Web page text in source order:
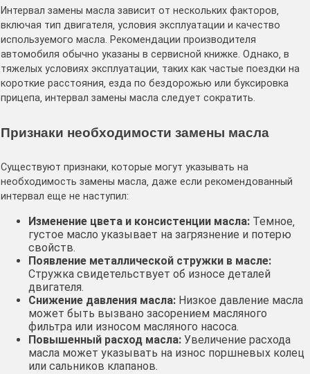
Интервал замены масла зависит от нескольких факторов‚
включая тип двигателя‚ условия эксплуатации и качество
используемого масла․ Рекомендации производителя
автомобиля обычно указаны в сервисной книжке․ Однако‚ в
тяжелых условиях эксплуатации‚ таких как частые поездки на
короткие расстояния‚ езда по бездорожью или буксировка
прицепа‚ интервал замены масла следует сократить․
Признаки необходимости замены масла
Существуют признаки‚ которые могут указывать на
необходимость замены масла‚ даже если рекомендованный
интервал еще не наступил:
Изменение цвета и консистенции масла: Темное‚
густое масло указывает на загрязнение и потерю
свойств․
Появление металлической стружки в масле:
Стружка свидетельствует об износе деталей
двигателя․
Снижение давления масла: Низкое давление масла
может быть вызвано засорением масляного
фильтра или износом масляного насоса․
Повышенный расход масла: Увеличение расхода
масла может указывать на износ поршневых колец
или сальников клапанов․